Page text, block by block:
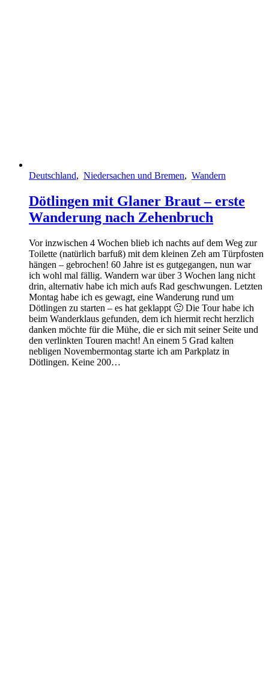
Deutschland, Niedersachen und Bremen, Wandern
Dötlingen mit Glaner Braut – erste
Wanderung nach Zehenbruch
Vor inzwischen 4 Wochen blieb ich nachts auf dem Weg zur
Toilette (natürlich barfuß) mit dem kleinen Zeh am Türpfosten
hängen – gebrochen! 60 Jahre ist es gutgegangen, nun war
ich wohl mal fällig. Wandern war über 3 Wochen lang nicht
drin, alternativ habe ich mich aufs Rad geschwungen. Letzten
Montag habe ich es gewagt, eine Wanderung rund um
Dötlingen zu starten – es hat geklappt 🙂 Die Tour habe ich
beim Wanderklaus gefunden, dem ich hiermit recht herzlich
danken möchte für die Mühe, die er sich mit seiner Seite und
den verlinkten Touren macht! An einem 5 Grad kalten
nebligen Novembermontag starte ich am Parkplatz in
Dötlingen. Keine 200…